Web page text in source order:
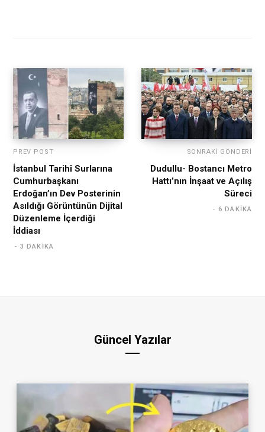
PREV POST
İstanbul Tarihî Surlarına
Cumhurbaşkanı
Erdoğan’ın Dev Posterinin
Asıldığı Görüntünün Dijital
Düzenleme İçerdiği
İddiası
3 DAKIKA
SONRAKI GÖNDERI
Dudullu- Bostancı Metro
Hattı’nın İnşaat ve Açılış
Süreci
6 DAKIKA
Güncel Yazılar